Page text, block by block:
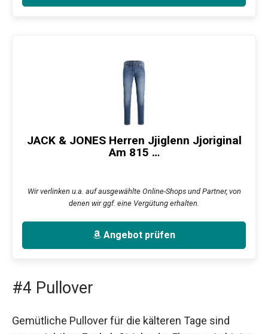
JACK & JONES Herren Jjiglenn Jjoriginal
Am 815 …
Wir verlinken u.a. auf ausgewählte Online-Shops und Partner, von
denen wir ggf. eine Vergütung erhalten.
Angebot prüfen
#4 Pullover
Gemütliche Pullover für die kälteren Tage sind